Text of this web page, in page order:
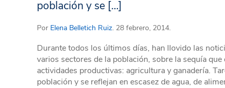
población y se […]
Por Elena Belletich Ruiz. 28 febrero, 2014.
Durante todos los últimos días, han llovido las
varios sectores de la población, sobre la sequía
actividades productivas: agricultura y ganadería.
población y se reflejan en escasez de agua, de